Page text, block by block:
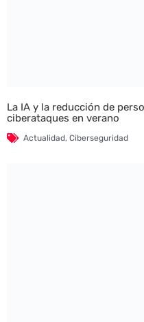
La IA y la reducción de
ciberataques en verano
Actualidad, Ciberseguridad